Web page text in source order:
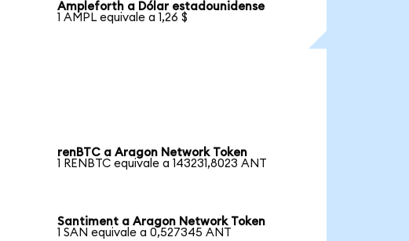
Ampleforth a Dólar estadounidense
1 AMPL equivale a 1,26 $
renBTC a Aragon Network Token
1 RENBTC equivale a 143231,8023 ANT
Santiment a Aragon Network Token
1 SAN equivale a 0,527345 ANT